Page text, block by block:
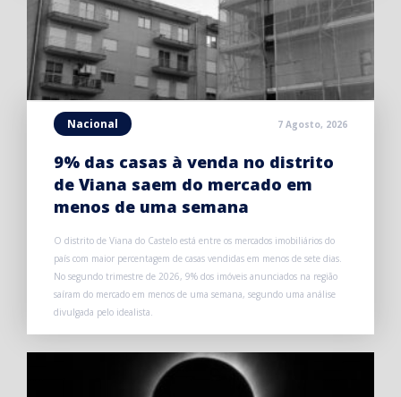
Nacional 7 Agosto, 2026
9% das casas à venda no distrito
de Viana saem do mercado em
menos de uma semana
O distrito de Viana do Castelo está entre os mercados imobiliários do
país com maior percentagem de casas vendidas em menos de sete dias.
No segundo trimestre de 2026, 9% dos imóveis anunciados na região
saíram do mercado em menos de uma semana, segundo uma análise
divulgada pelo idealista.